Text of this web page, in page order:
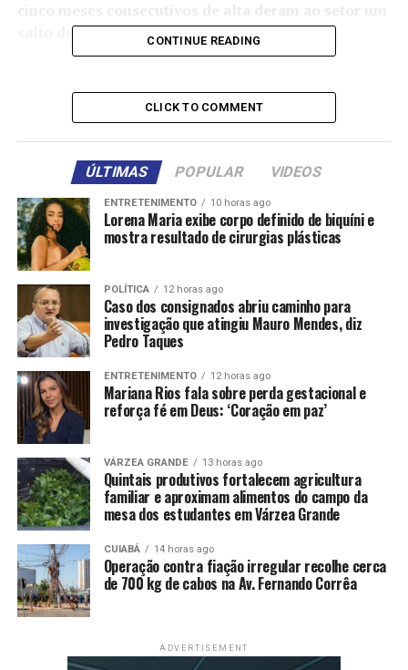
salto de 2%.
semestre com alta de 2,5%. No acumulado de 12
meses, a expansão chega a 3%. Na comparação com
junho de 2024, o mês de 2025 subiu 2,8%.
Destaque para transportes
Apesar do número recorde, das cinco grandes atividades
pesquisadas pelo IBGE, apenas uma ─serviços de
transportes ─ apresentou número positivo na
passagem de maio para junho
Confira os desempenhos:
– Serviços prestados às famílias: -1,4%
– Serviços de informação e comunicação: -0,2%
– Serviços profissionais, administrativos e
complementares: -0,1%
– Transportes, serviços auxiliares aos transportes e
– Outros serviços: -1,3%
O analista do IBGE, Rodrigo Lobo, detalha que das cinco
atividades, a de transportes é a que tem maior peso
(36,4%) na pesquisa, o que explica o fato de apenas um
CONTINUE READING
CLICK TO COMMENT
ÚLTIMAS POPULAR VIDEOS
ENTRETENIMENTO 10 horas ago
Lorena Maria exibe corpo definido de biquíni e
mostra resultado de cirurgias plásticas
POLÍTICA 12 horas ago
Caso dos consignados abriu caminho para
investigação que atingiu Mauro Mendes, diz
Pedro Taques
ENTRETENIMENTO 12 horas ago
Mariana Rios fala sobre perda gestacional e
reforça fé em Deus: ‘Coração em paz’
VÁRZEA GRANDE 13 horas ago
Quintais produtivos fortalecem agricultura
familiar e aproximam alimentos do campo da
mesa dos estudantes em Várzea Grande
CUIABÁ 14 horas ago
Operação contra fiação irregular recolhe cerca
de 700 kg de cabos na Av. Fernando Corrêa
ADVERTISEMENT